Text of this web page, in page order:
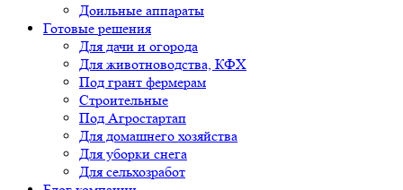
Доильные аппараты
Готовые решения
Для дачи и огорода
Для животноводства, КФХ
Под грант фермерам
Строительные
Под Агростартап
Для домашнего хозяйства
Для уборки снега
Для сельхозработ